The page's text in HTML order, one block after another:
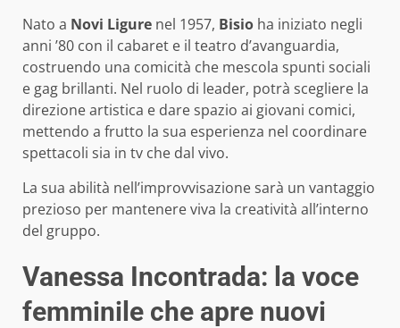
Nato a Novi Ligure nel 1957, Bisio ha iniziato negli
anni ’80 con il cabaret e il teatro d’avanguardia,
costruendo una comicità che mescola spunti sociali
e gag brillanti. Nel ruolo di leader, potrà scegliere la
direzione artistica e dare spazio ai giovani comici,
mettendo a frutto la sua esperienza nel coordinare
spettacoli sia in tv che dal vivo.
La sua abilità nell’improvvisazione sarà un vantaggio
prezioso per mantenere viva la creatività all’interno
del gruppo.
Vanessa Incontrada: la voce
femminile che apre nuovi